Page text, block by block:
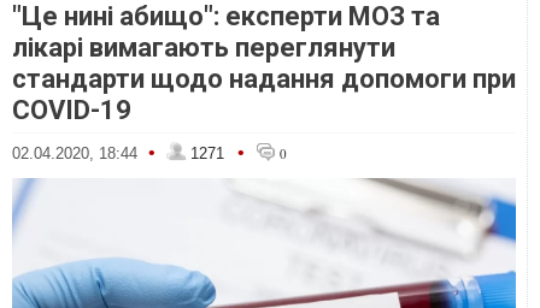
"Це нині абищо": експерти МОЗ та
лікарі вимагають переглянути
стандарти щодо надання допомоги при
COVID-19
02.04.2020, 18:44 • 1271 • 0